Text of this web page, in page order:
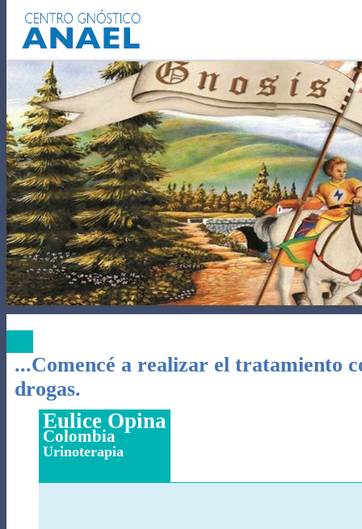
...Comencé a realizar el tratamiento
drogas.
Eulice Opina
Colombia
Urinoterapia